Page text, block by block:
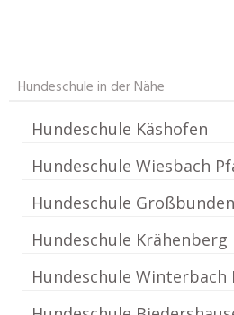
Hundeschule in der Nähe
Hundeschule Käshofen
Hundeschule Wiesbach
Hundeschule
Hundeschule Krähenberg
Hundeschule Winterbach